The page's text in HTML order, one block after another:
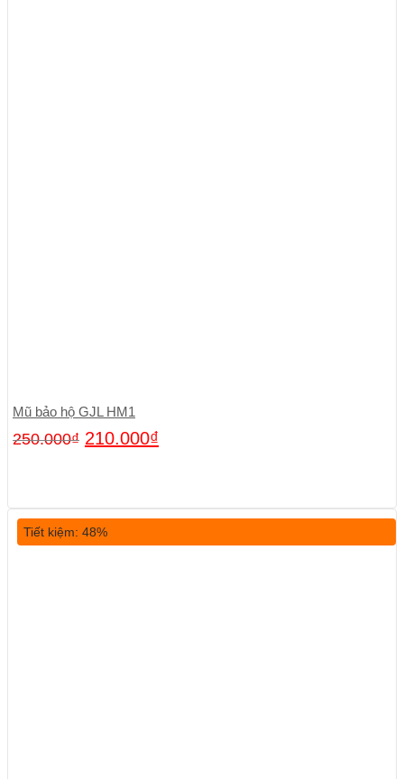
Mũ bảo hộ GJL HM1
250.000₫ 210.000₫
Tiết kiệm: 48%